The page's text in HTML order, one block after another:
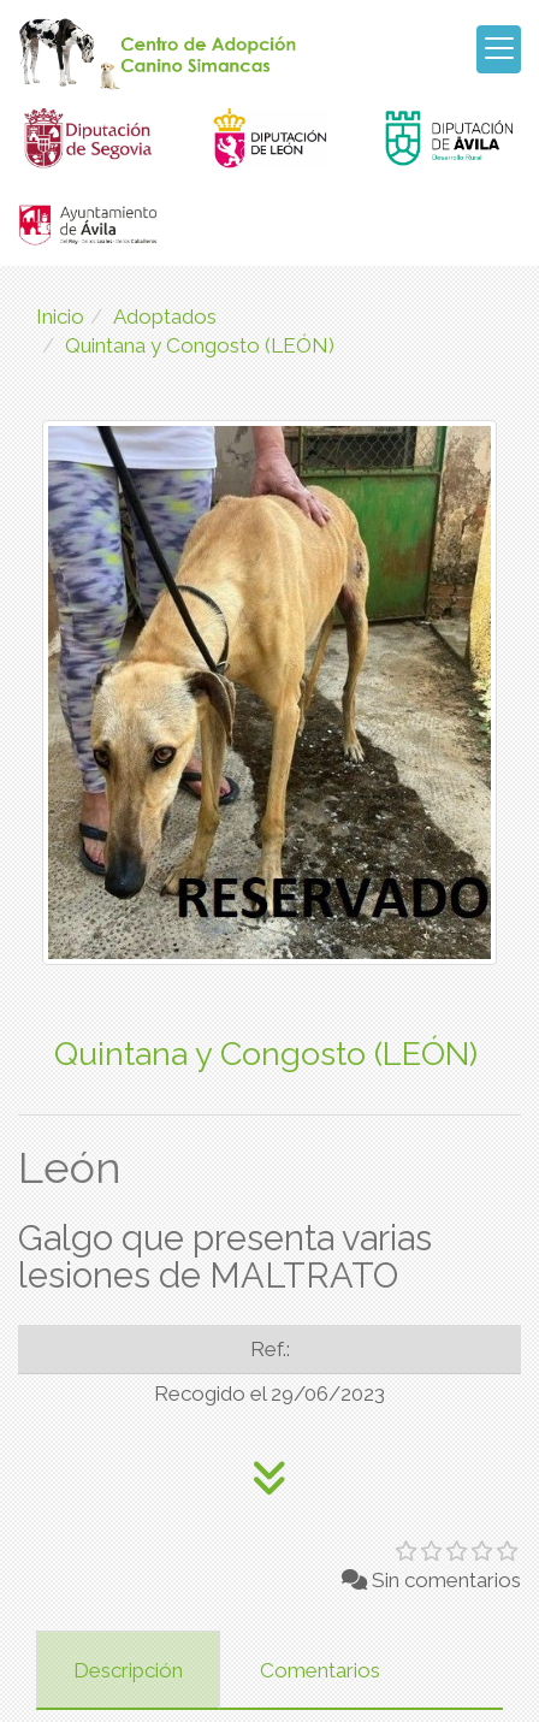
Inicio
Adoptados
Quintana y Congosto (LEÓN)
Quintana y Congosto (LEÓN)
León
Galgo que presenta varias
lesiones de MALTRATO
Ref.:
Recogido el 29/06/2023
Sin comentarios
Descripción Comentarios